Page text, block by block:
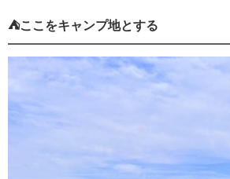
⛺️ここをキャンプ地とする